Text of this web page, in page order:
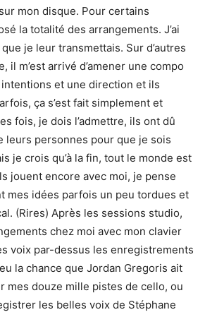
mon disque. Pour certains
la totalité des arrangements. J’ai
je leur transmettais. Sur d’autres
il m’est arrivé d’amener une compo
et une direction et ils
ça s’est fait simplement et
fois, je dois l’admettre, ils ont dû
leurs personnes pour que je sois
je crois qu’à la fin, tout le monde est
jouent encore avec moi, je pense
mes idées parfois un peu tordues et
(Rires) Après les sessions studio,
chez moi avec mon clavier
voix par-dessus les enregistrements
la chance que Jordan Gregoris ait
mes douze mille pistes de cello, ou
les belles voix de Stéphane